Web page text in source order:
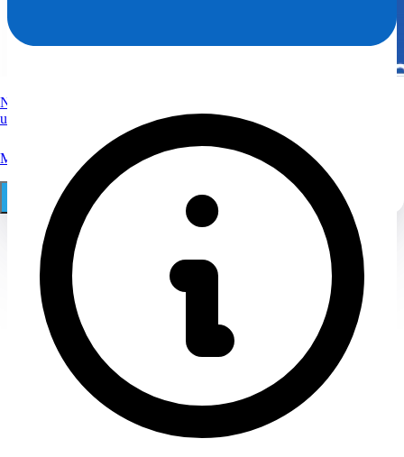
Nutzen Sie Spezialwissen vom Anwalt zum Löschen von
ungerechtfertigten Bewertungen.
Mehr
Online Auftrag 030 29 68 11 18